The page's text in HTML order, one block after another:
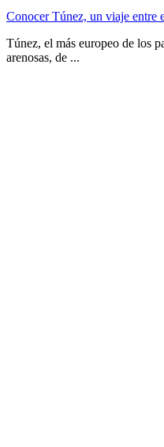
Conocer Túnez, un viaje entre
Túnez, el más europeo de los
arenosas, de ...